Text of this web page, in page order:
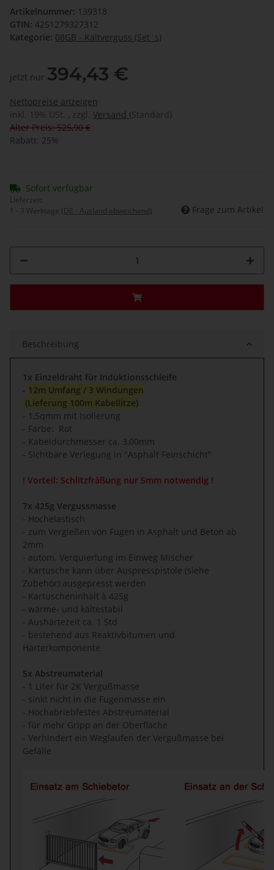
Artikelnummer: 139318
GTIN: 4251279327312
Kategorie: 08GB - Kaltverguss (Set`s)
jetzt nur 394,43 €
Nettopreise anzeigen
inkl. 19% USt. , zzgl. Versand (Standard)
Alter Preis: 525,90 €
Rabatt: 25%
Sofort verfügbar
Lieferzeit:
1 - 3 Werktage (DE - Ausland abweichend) Frage zum Artikel
Beschreibung
1x Einzeldraht für Induktionsschleife
- 12m Umfang / 3 Windungen
(Lieferung 100m Kabellitze)
- 1,5qmm mit Isolierung
- Farbe: Rot
- Kabeldurchmesser ca. 3,00mm
- Sichtbare Verlegung in "Asphalt Feinschicht"
! Vorteil: Schlitzfräßung nur 5mm notwendig !
7x 425g Vergussmasse
- Hochelastisch
- zum Vergießen von Fugen in Asphalt und Beton ab
2mm
- autom. Verquierlung im Einweg Mischer
- Kartusche kann über Auspresspistole (siehe
Zubehör) ausgepresst werden
- Kartuscheninhalt à 425g
- wärme- und kältestabil
- Aushärtezeit ca. 1 Std
- bestehend aus Reaktivbitumen und
Härterkomponente
5x Abstreumaterial
- 1 Liter für 2K Vergußmasse
- sinkt nicht in die Fugenmasse ein
- Hochabriebfestes Abstreumaterial
- für mehr Gripp an der Oberfläche
- Verhindert ein Weglaufen der Vergußmasse bei
Gefälle